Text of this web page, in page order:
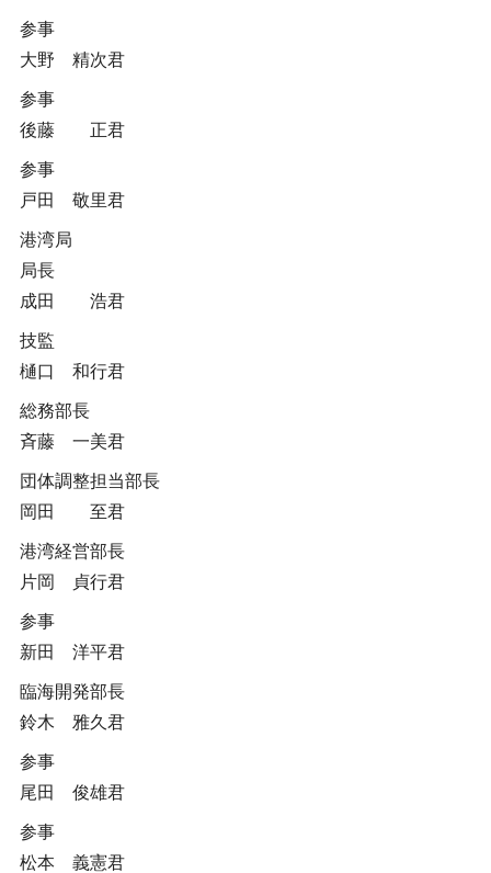
参事
大野 精次君
参事
後藤 正君
参事
戸田 敬里君
港湾局
局長
成田 浩君
技監
樋口 和行君
総務部長
斉藤 一美君
団体調整担当部長
岡田 至君
港湾経営部長
片岡 貞行君
参事
新田 洋平君
臨海開発部長
鈴木 雅久君
参事
尾田 俊雄君
参事
松本 義憲君